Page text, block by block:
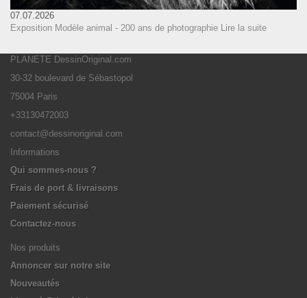
07.07.2026
Exposition Modèle animal - 200 ans de photographie Lire la suite
PLANETE DessinOriginal.com
30-32 boulevard de Sébastopol
75004 Paris
+33130472003
contact@dessinoriginal.com
Informations
Qui sommes-nous ?
Frais de port & livraisons
Paiement sécurisé
Contactez-nous
Nos produits
Annoncer sur notre site
Nouveautés